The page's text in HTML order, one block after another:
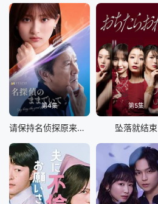
第4集
请保持名侦探原来的样子
第5集
坠落就结束